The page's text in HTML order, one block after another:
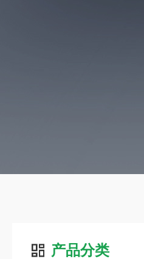
产品分类